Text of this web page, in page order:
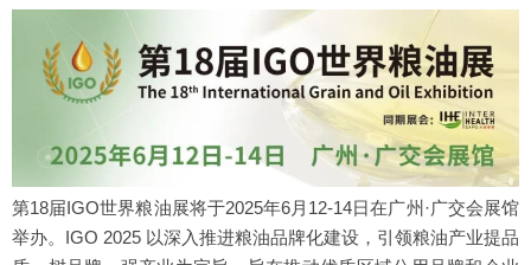
第18届IGO世界粮油展将于2025年6月12-14日在广州·广交会展馆
举办。IGO 2025 以深入推进粮油品牌化建设，引领粮油产业提品